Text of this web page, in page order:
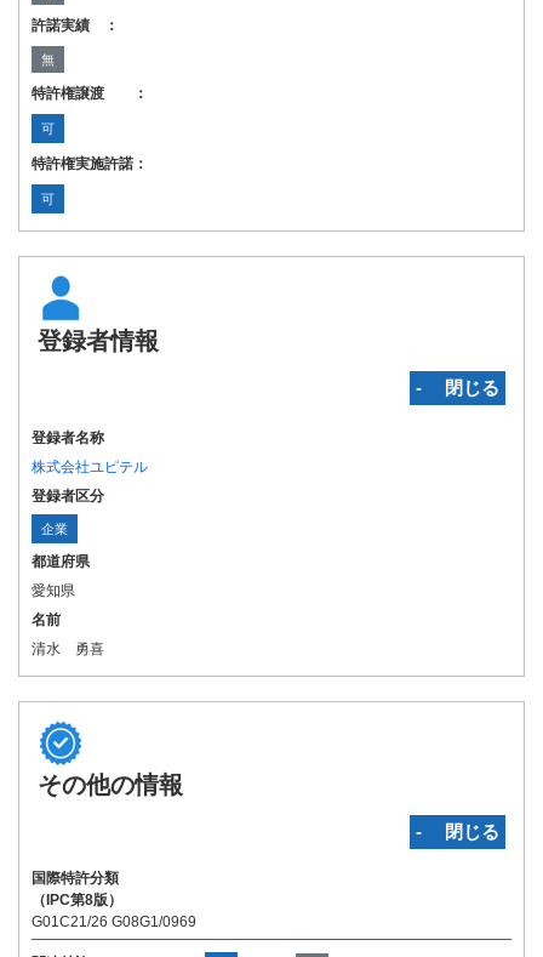
許諾実績 ：
無
特許権譲渡 ：
可
特許権実施許諾：
可
登録者情報
‐ 閉じる
登録者名称
株式会社ユピテル
登録者区分
企業
都道府県
愛知県
名前
清水 勇喜
その他の情報
‐ 閉じる
国際特許分類
（IPC第8版）
G01C21/26 G08G1/0969